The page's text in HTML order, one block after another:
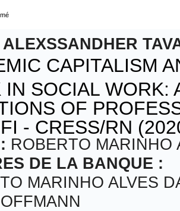
CAPITALISM
IN SOCIAL WORK:
OF
- CRESS/RN
ROBERTO MARINHO
DE LA BANQUE :
MARINHO ALVES